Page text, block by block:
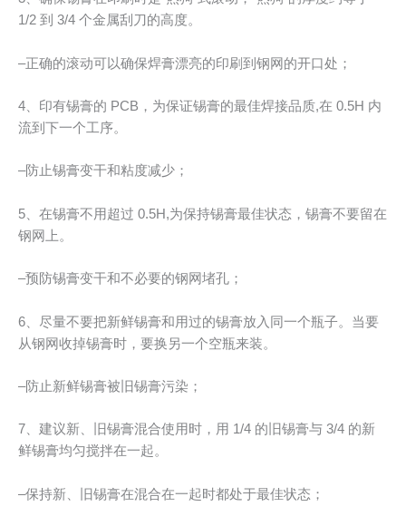
1/2 到 3/4 个金属刮刀的高度。
–正确的滚动可以确保焊膏漂亮的印刷到钢网的开口处；
4、印有锡膏的 PCB，为保证锡膏的最佳焊接品质,在 0.5H 内
流到下一个工序。
–防止锡膏变干和粘度减少；
5、在锡膏不用超过 0.5H,为保持锡膏最佳状态，锡膏不要留在
钢网上。
–预防锡膏变干和不必要的钢网堵孔；
6、尽量不要把新鲜锡膏和用过的锡膏放入同一个瓶子。当要
从钢网收掉锡膏时，要换另一个空瓶来装。
–防止新鲜锡膏被旧锡膏污染；
7、建议新、旧锡膏混合使用时，用 1/4 的旧锡膏与 3/4 的新
鲜锡膏均匀搅拌在一起。
–保持新、旧锡膏在混合在一起时都处于最佳状态；